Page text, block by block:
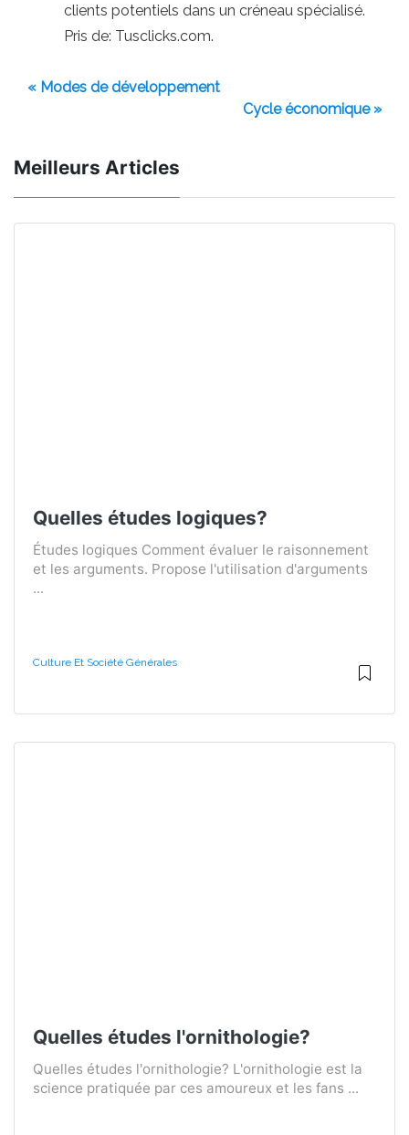
clients potentiels dans un créneau spécialisé.
Pris de: Tusclicks.com.
« Modes de développement
Cycle économique »
Meilleurs Articles
Quelles études logiques?
Études logiques Comment évaluer le raisonnement
et les arguments. Propose l'utilisation d'arguments
...
Culture Et Société Générales
Quelles études l'ornithologie?
Quelles études l'ornithologie? L'ornithologie est la
science pratiquée par ces amoureux et les fans ...